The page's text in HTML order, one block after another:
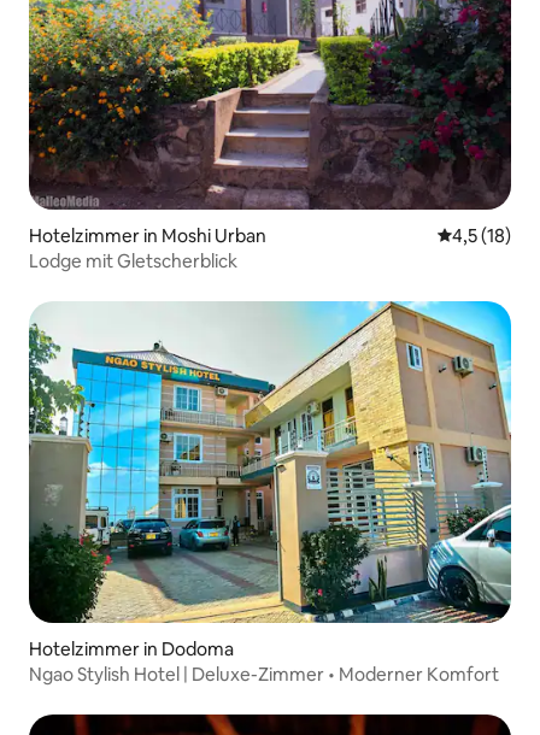
Hotelzimmer in Moshi Urban
4,5 (18)
Lodge mit Gletscherblick
Hotelzimmer in Dodoma
Ngao Stylish Hotel | Deluxe-Zimmer • Moderner Komfort